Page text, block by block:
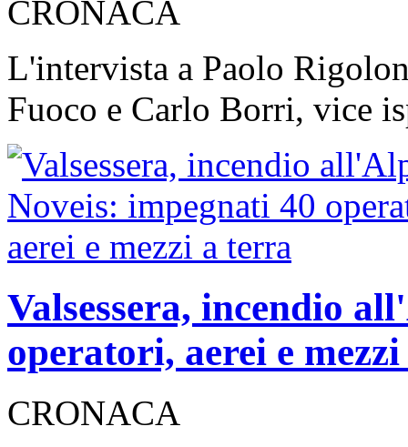
CRONACA
L'intervista a Paolo
Fuoco e Carlo Borri, vice
Valsessera, incendio
operatori, aerei e
CRONACA